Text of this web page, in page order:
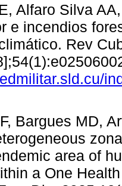
Alfaro Silva
e incendios
Rev
Bargues MD,
area of
a One